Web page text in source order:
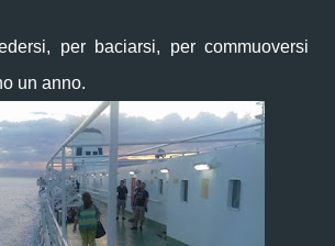
per baciarsi, per commuoversi
un anno.